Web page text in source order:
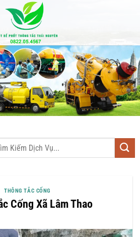
THÔNG TẮC CỐNG
Cống Xã Lâm Thao